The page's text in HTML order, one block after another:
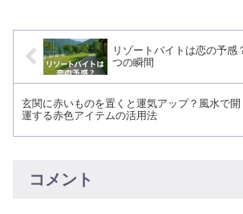
リゾートバイトは恋の予感
つの瞬間
玄関に赤いものを置くと運気アップ？風水で開
運する赤色アイテムの活用法
コメント